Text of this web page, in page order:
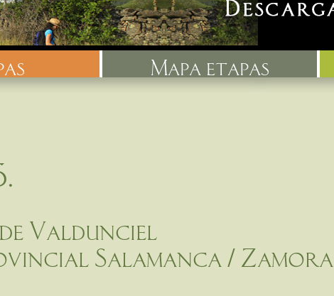
mapa etapas
Valdunciel
Salamanca / Zamora